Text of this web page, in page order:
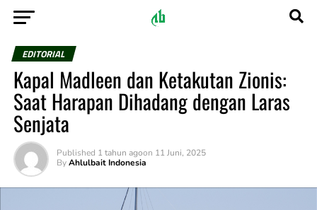
EDITORIAL
Kapal Madleen dan Ketakutan Zionis:
Saat Harapan Dihadang dengan Laras
Senjata
Published 1 tahun agoon 11 Juni, 2025
By Ahlulbait Indonesia